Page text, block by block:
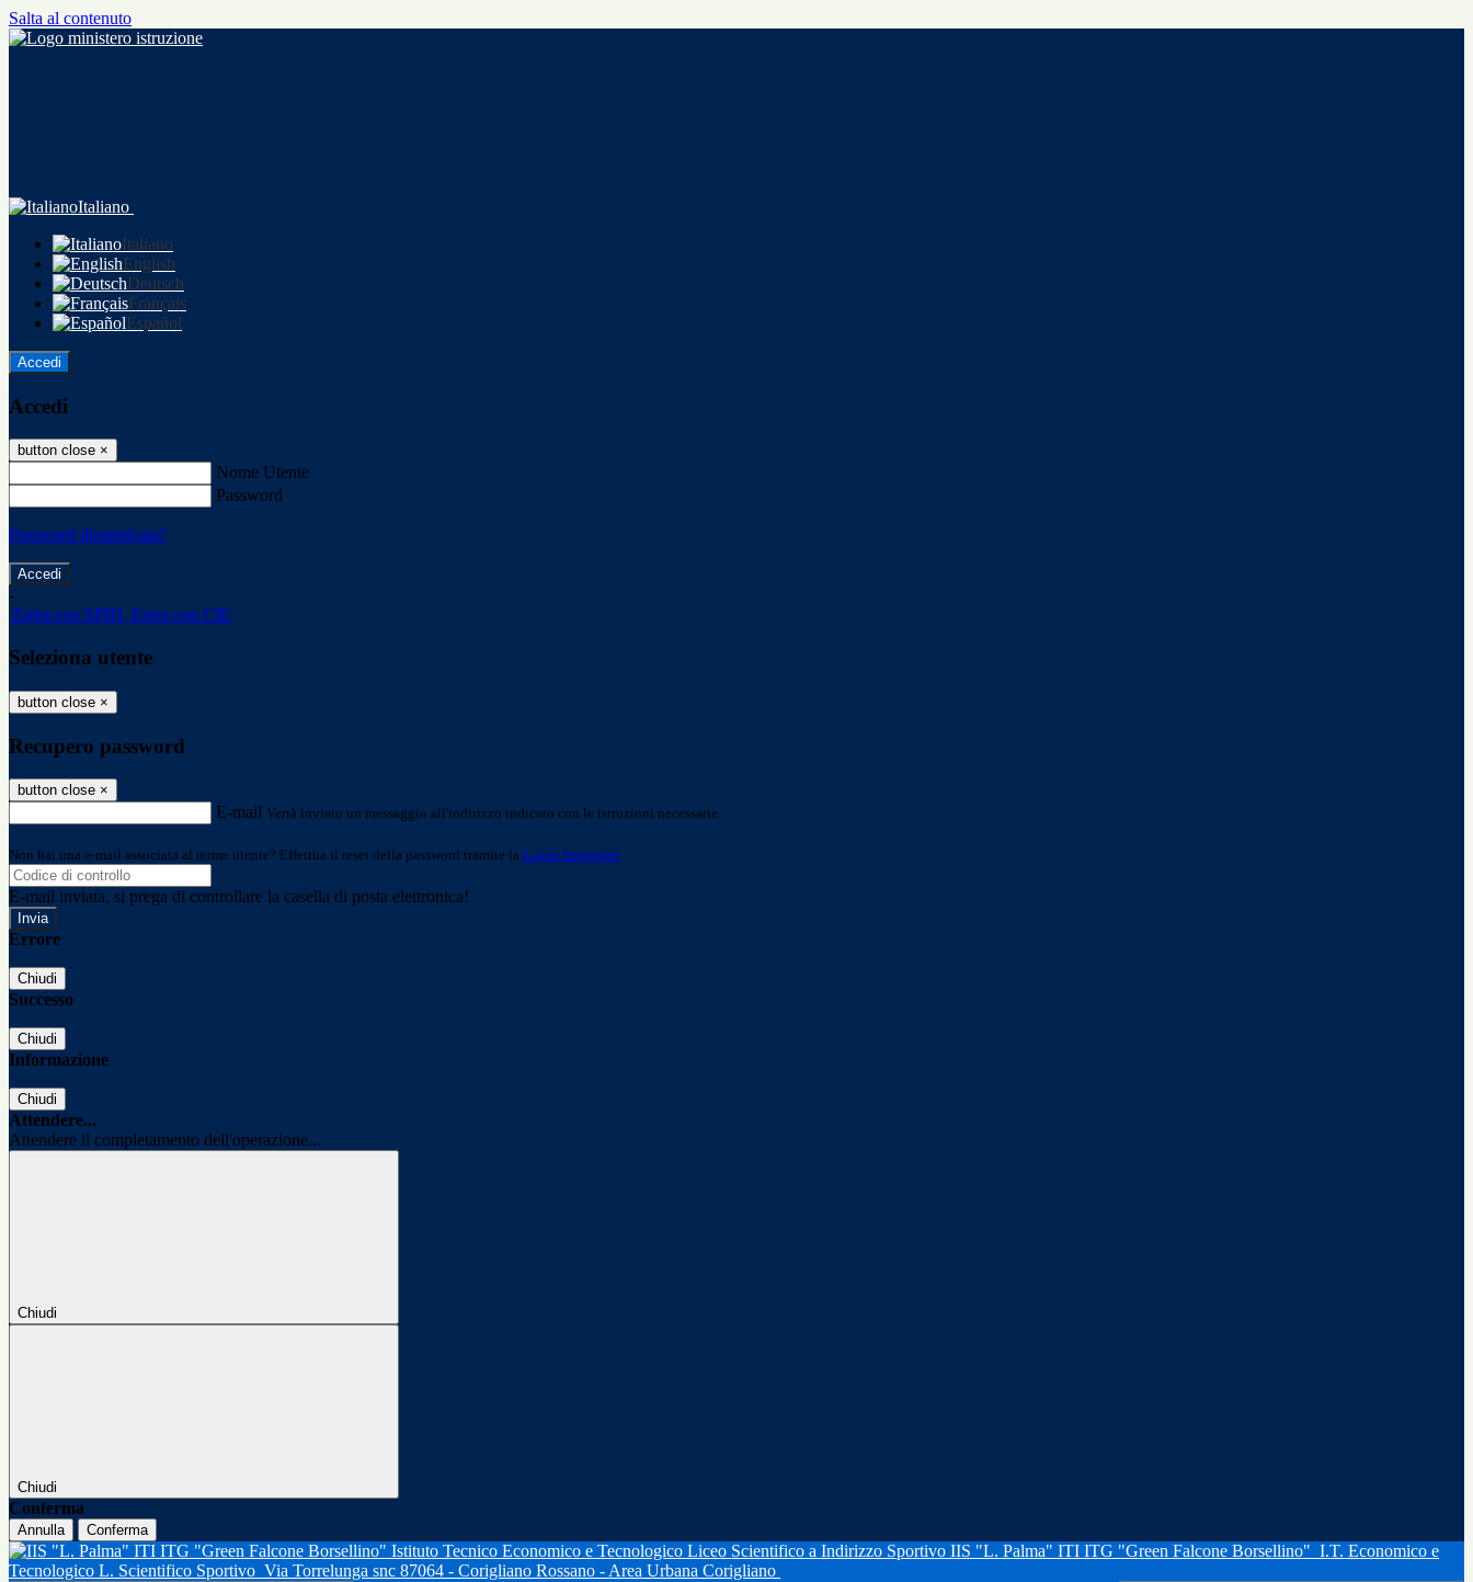
Salta al contenuto
Italiano
Italiano
English
Deutsch
Français
Español
Accedi
Accedi
button close ×
Nome Utente
Password
Password dimenticata?
-
Entra con SPID Entra con CIE
Seleziona utente
button close ×
Recupero password
button close ×
E-mail Verrà inviato un messaggio all'indirizzo indicato con le istruzioni necessarie.
Non hai una e-mail associata al nome utente? Effettua il reset della password tramite la Login Spaggiari
E-mail inviata, si prega di controllare la casella di posta elettronica!
Errore
Chiudi
Successo
Chiudi
Informazione
Chiudi
Attendere...
Attendere il completamento dell'operazione...
Chiudi
Chiudi
Conferma
Annulla Conferma
IIS "L. Palma" ITI ITG "Green Falcone Borsellino" I.T. Economico e
Tecnologico L. Scientifico Sportivo Via Torrelunga snc 87064 - Corigliano Rossano - Area Urbana Corigliano